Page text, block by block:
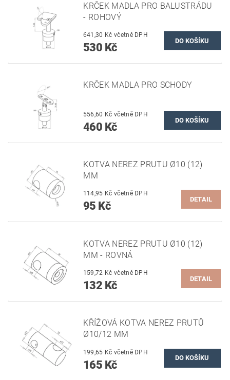
KRČEK MADLA PRO BALUSTRÁDU
- ROHOVÝ
641,30 Kč včetně DPH
530 Kč
KRČEK MADLA PRO SCHODY
556,60 Kč včetně DPH
460 Kč
KOTVA NEREZ PRUTU Ø10 (12)
MM
114,95 Kč včetně DPH
95 Kč
DETAIL
KOTVA NEREZ PRUTU Ø10 (12)
MM - ROVNÁ
159,72 Kč včetně DPH
132 Kč
DETAIL
KŘÍŽOVÁ KOTVA NEREZ PRUTŮ
Ø10/12 MM
199,65 Kč včetně DPH
165 Kč